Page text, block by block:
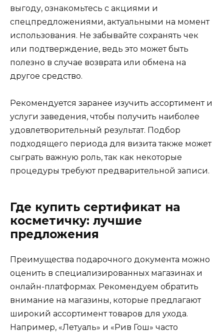
выгоду, ознакомьтесь с акциями и
спецпредложениями, актуальными на момент
использования. Не забывайте сохранять чек
или подтверждение, ведь это может быть
полезно в случае возврата или обмена на
другое средство.
Рекомендуется заранее изучить ассортимент и
услуги заведения, чтобы получить наиболее
удовлетворительный результат. Подбор
подходящего периода для визита также может
сыграть важную роль, так как некоторые
процедуры требуют предварительной записи.
Где купить сертификат на
косметичку: лучшие
предложения
Преимущества подарочного документа можно
оценить в специализированных магазинах и
онлайн-платформах. Рекомендуем обратить
внимание на магазины, которые предлагают
широкий ассортимент товаров для ухода.
Например, «Летуаль» и «Рив Гош» часто